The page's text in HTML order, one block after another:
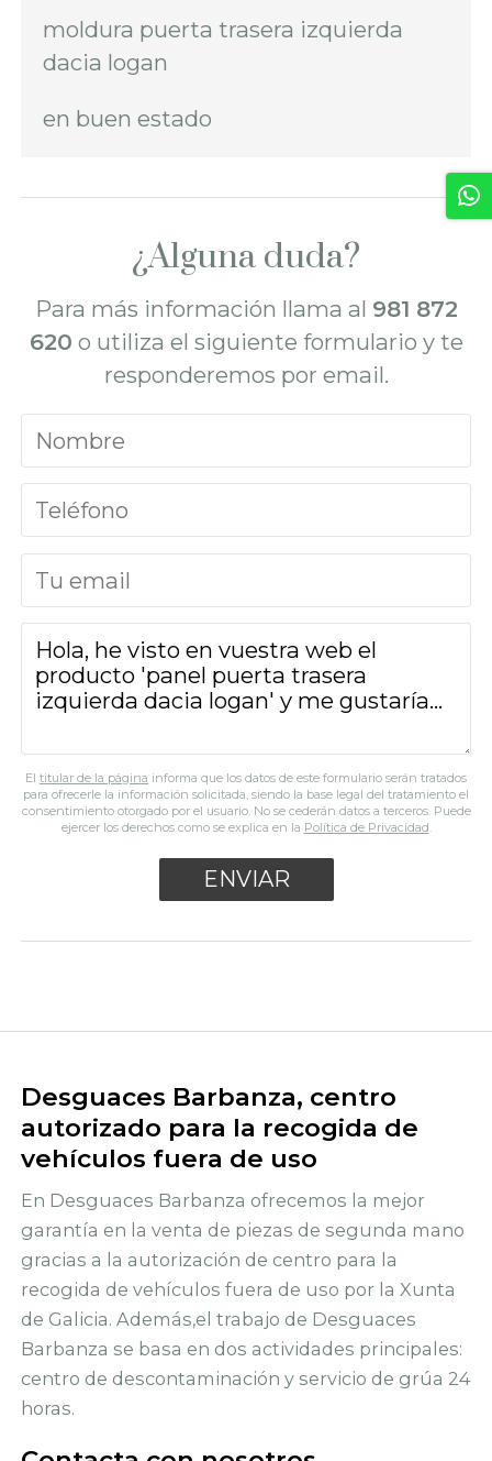
moldura puerta trasera izquierda
dacia logan
en buen estado
¿Alguna duda?
Para más información llama al 981 872
620 o utiliza el siguiente formulario y te
responderemos por email.
El titular de la página informa que los datos de este formulario serán tratados
para ofrecerle la información solicitada, siendo la base legal del tratamiento el
consentimiento otorgado por el usuario. No se cederán datos a terceros. Puede
ejercer los derechos como se explica en la Política de Privacidad.
Desguaces Barbanza, centro
autorizado para la recogida de
vehículos fuera de uso
En Desguaces Barbanza ofrecemos la mejor
garantía en la venta de piezas de segunda mano
gracias a la autorización de centro para la
recogida de vehículos fuera de uso por la Xunta
de Galicia. Además,el trabajo de Desguaces
Barbanza se basa en dos actividades principales:
centro de descontaminación y servicio de grúa 24
horas.